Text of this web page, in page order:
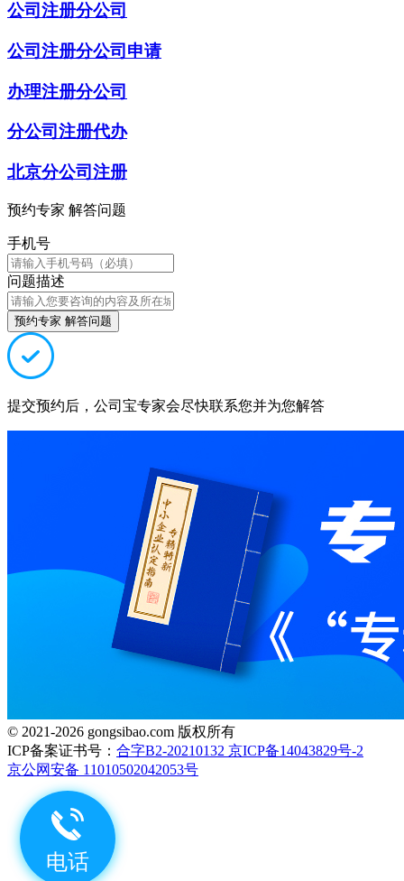
公司注册分公司
公司注册分公司申请
办理注册分公司
分公司注册代办
北京分公司注册
预约专家 解答问题
手机号
问题描述
预约专家 解答问题
提交预约后，公司宝专家会尽快联系您并为您解答
© 2021-2026 gongsibao.com 版权所有
ICP备案证书号： 合字B2-20210132 京ICP备14043829号-2
京公网安备 11010502042053号